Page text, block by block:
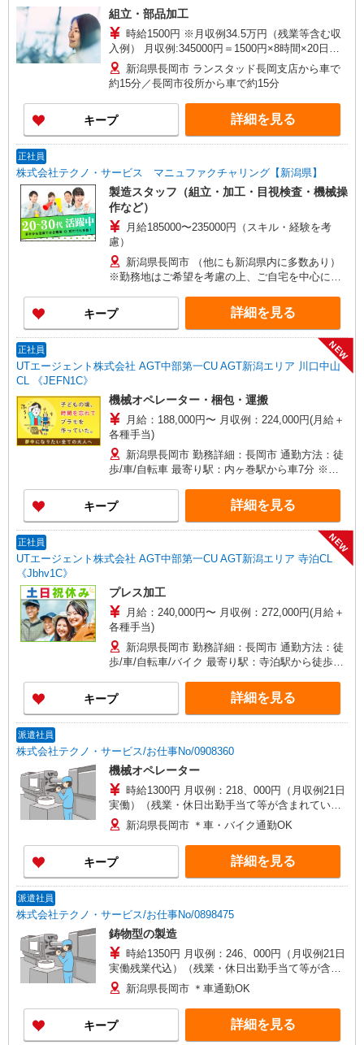
組立・部品加工
時給1500円 ※月収例34.5万円（残業等含む収
入例） 月収例:345000円＝1500円×8時間×20日勤
務＋残業40時間＋深夜割増代、別途交通費（上限4
万円）支給※残業時間、シフトにより異なる ※交
通費実費支給／当社規定あり。月額上限40000円
研修時給1500円 ※≪約1ヶ月の充実した研修≫日
勤（8:20-17:00/休憩60分）＆土日休みのシフトで
焦らず1つずつ覚えられます◎
新潟県長岡市 ランスタッド長岡支店から車で
約15分／長岡市役所から車で約15分
キープ 詳細を見る
正社員
株式会社テクノ・サービス マニュファクチャリング【新潟県】
製造スタッフ（組立・加工・目視検査・機械操
作など）
月給185000〜235000円（スキル・経験を考
慮）
新潟県長岡市 （他にも新潟県内に多数あり）
※勤務地はご希望を考慮の上、ご自宅を中心に通
し）
キープ 詳細を見る
正社員
UTエージェント株式会社 AGT中部第一CU AGT新潟エリア 川口中山
CL 《JEFN1C》
NEW
機械オペレーター・梱包・運搬
月給：188,000円〜 月収例：224,000円(月給＋
各種手当)
新潟県長岡市 勤務詳細：長岡市 通勤方法：徒
歩/車/自転車 最寄り駅：内ヶ巻駅から車7分 ※構
キープ 詳細を見る
正社員
UTエージェント株式会社 AGT中部第一CU AGT新潟エリア 寺泊CL
《Jbhv1C》
NEW
プレス加工
月給：240,000円〜 月収例：272,000円(月給＋
各種手当)
新潟県長岡市 勤務詳細：長岡市 通勤方法：徒
歩/車/自転車/バイク 最寄り駅：寺泊駅から徒歩12
キープ 詳細を見る
派遣社員
株式会社テクノ・サービス/お仕事No/0908360
機械オペレーター
時給1300円 月収例：218、000円（月収例21日
実働）（残業・休日出勤手当て等が含まれていま
す） 交通費全額支給
新潟県長岡市 ＊車・バイク通勤OK
キープ 詳細を見る
派遣社員
株式会社テクノ・サービス/お仕事No/0898475
鋳物型の製造
時給1350円 月収例：246、000円（月収例21日
実働残業代込）（残業・休日出勤手当て等が含ま
れています） 交通費全額支給
新潟県長岡市 ＊車通勤OK
キープ 詳細を見る